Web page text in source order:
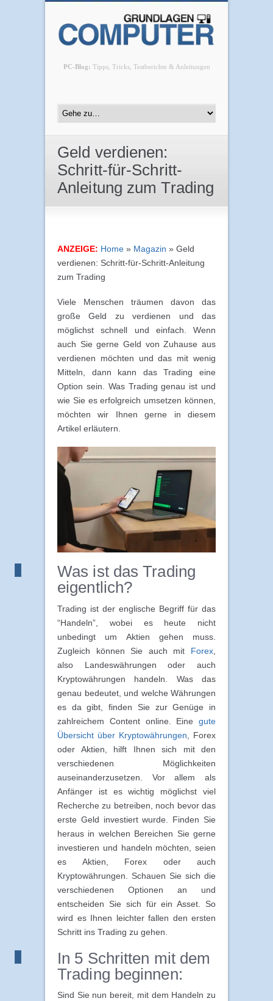
PC-Blog: Tipps, Tricks, Testberichte & Anleitungen
Geld verdienen:
Schritt-für-Schritt-
Anleitung zum Trading
ANZEIGE: Home » Magazin » Geld
verdienen: Schritt-für-Schritt-Anleitung
zum Trading
Viele Menschen träumen davon das
große Geld zu verdienen und das
möglichst schnell und einfach. Wenn
auch Sie gerne Geld von Zuhause aus
verdienen möchten und das mit wenig
Mitteln, dann kann das Trading eine
Option sein. Was Trading genau ist und
wie Sie es erfolgreich umsetzen können,
möchten wir Ihnen gerne in diesem
Artikel erläutern.
Was ist das Trading
eigentlich?
Trading ist der englische Begriff für das
“Handeln”, wobei es heute nicht
unbedingt um Aktien gehen muss.
Zugleich können Sie auch mit Forex
also Landeswährungen oder auch
Kryptowährungen handeln. Was das
genau bedeutet, und welche Währungen
es da gibt, finden Sie zur Genüge in
zahlreichem Content online. Eine gute
Übersicht über Kryptowährungen , Forex
oder Aktien, hilft Ihnen sich mit den
verschiedenen Möglichkeiten
auseinanderzusetzen. Vor allem als
Anfänger ist es wichtig möglichst viel
Recherche zu betreiben, noch bevor das
erste Geld investiert wurde. Finden Sie
heraus in welchen Bereichen Sie gerne
investieren und handeln möchten, seien
es Aktien, Forex oder auch
Kryptowährungen. Schauen Sie sich die
verschiedenen Optionen an und
entscheiden Sie sich für ein Asset. So
wird es Ihnen leichter fallen den ersten
Schritt ins Trading zu gehen.
In 5 Schritten mit dem
Trading beginnen:
Sind Sie nun bereit, mit dem Handeln zu